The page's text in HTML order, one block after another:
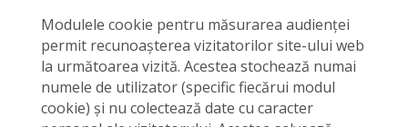
Modulele cookie pentru măsurarea audienței
permit recunoașterea vizitatorilor site-ului web
la următoarea vizită. Acestea stochează numai
numele de utilizator (specific fiecărui modul
cookie) și nu colectează date cu caracter